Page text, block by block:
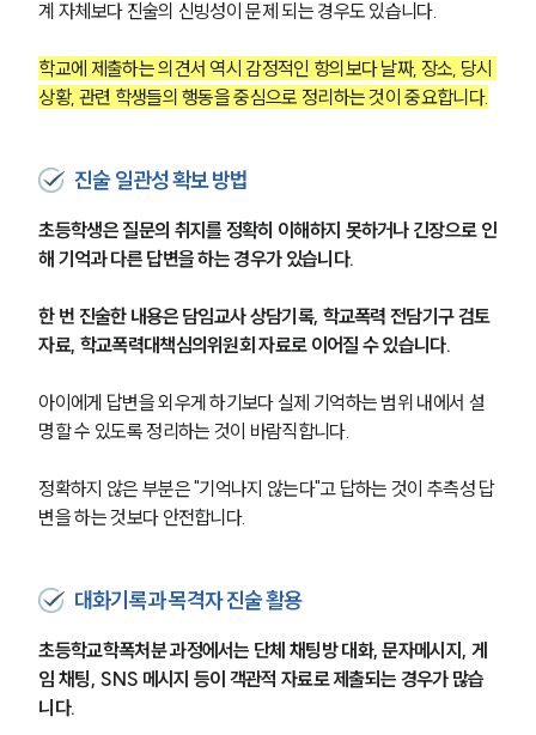
계 자체보다 진술의 신빙성이 문제 되는 경우도 있습니다.
학교에 제출하는 의견서 역시 감정적인 항의보다 날짜, 장소, 당시
상황, 관련 학생들의 행동을 중심으로 정리하는 것이 중요합니다.
진술 일관성 확보 방법
초등학생은 질문의 취지를 정확히 이해하지 못하거나 긴장으로 인
해 기억과 다른 답변을 하는 경우가 있습니다.
한 번 진술한 내용은 담임교사 상담기록, 학교폭력 전담기구 검토
자료, 학교폭력대책심의위원회 자료로 이어질 수 있습니다.
아이에게 답변을 외우게 하기보다 실제 기억하는 범위 내에서 설
명할 수 있도록 정리하는 것이 바람직합니다.
정확하지 않은 부분은 "기억나지 않는다"고 답하는 것이 추측성 답
변을 하는 것보다 안전합니다.
대화기록과 목격자 진술 활용
초등학교학폭처분 과정에서는 단체 채팅방 대화, 문자메시지, 게
임 채팅, SNS 메시지 등이 객관적 자료로 제출되는 경우가 많습
니다.